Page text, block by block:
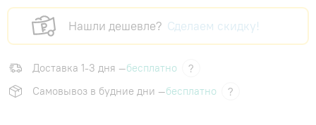
Нашли дешевле? Сделаем скидку!
Доставка 1-3 дня —бесплатно
?
Самовывоз в будние дни —бесплатно ?